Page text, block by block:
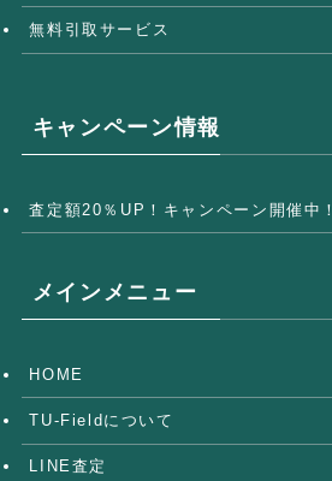
無料引取サービス
キャンペーン情報
査定額20％UP！キャンペーン開催中！
メインメニュー
HOME
TU-Fieldについて
LINE査定